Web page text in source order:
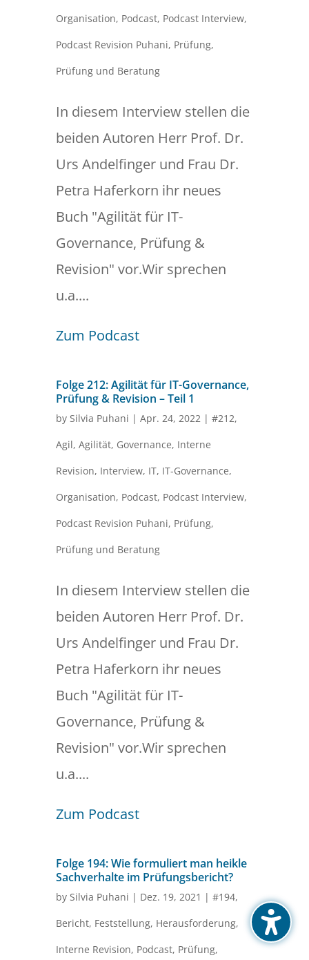
Organisation, Podcast, Podcast Interview,
Podcast Revision Puhani, Prüfung,
Prüfung und Beratung
In diesem Interview stellen die
beiden Autoren Herr Prof. Dr.
Urs Andelfinger und Frau Dr.
Petra Haferkorn ihr neues
Buch "Agilität für IT-
Governance, Prüfung &
Revision" vor.Wir sprechen
u.a....
Zum Podcast
Folge 212: Agilität für IT-Governance,
Prüfung & Revision – Teil 1
by Silvia Puhani | Apr. 24, 2022| #212,
Agil, Agilität, Governance, Interne
Revision, Interview, IT, IT-Governance,
Organisation, Podcast, Podcast Interview,
Podcast Revision Puhani, Prüfung,
Prüfung und Beratung
In diesem Interview stellen die
beiden Autoren Herr Prof. Dr.
Urs Andelfinger und Frau Dr.
Petra Haferkorn ihr neues
Buch "Agilität für IT-
Governance, Prüfung &
Revision" vor.Wir sprechen
u.a....
Zum Podcast
Folge 194: Wie formuliert man heikle
Sachverhalte im Prüfungsbericht?
by Silvia Puhani | Dez. 19, 2021 | #194,
Bericht, Feststellung, Herausforderung,
Interne Revision, Podcast, Prüfung,